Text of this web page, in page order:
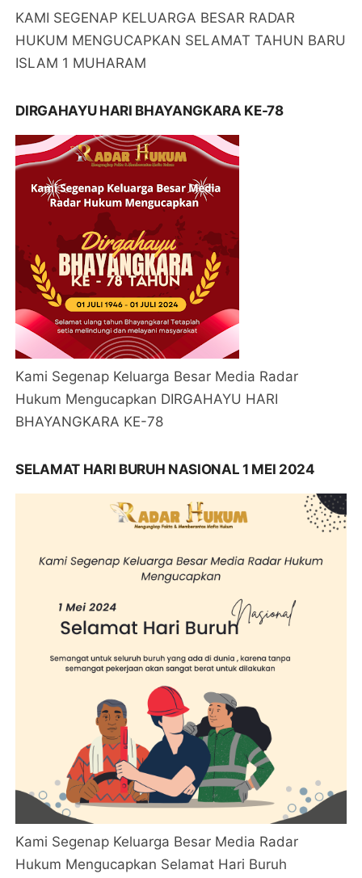
KAMI SEGENAP KELUARGA BESAR RADAR
HUKUM MENGUCAPKAN SELAMAT TAHUN BARU
ISLAM 1 MUHARAM
DIRGAHAYU HARI BHAYANGKARA KE-78
Kami Segenap Keluarga Besar Media Radar
Hukum Mengucapkan DIRGAHAYU HARI
BHAYANGKARA KE-78
SELAMAT HARI BURUH NASIONAL 1 MEI 2024
Kami Segenap Keluarga Besar Media Radar
Hukum Mengucapkan Selamat Hari Buruh